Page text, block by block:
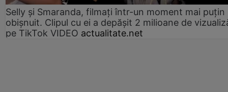
Selly și Smaranda, filmați într-un moment mai puțin
obișnuit. Clipul cu ei a depășit 2 milioane de
pe TikTok VIDEO actualitate.net